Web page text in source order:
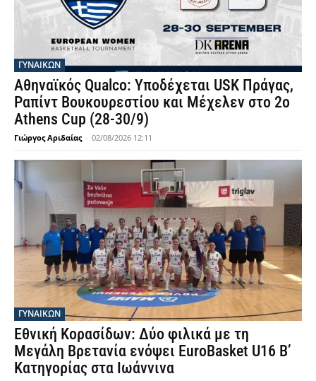
ΓΥΝΑΙΚΩΝ
Αθηναϊκός Qualco: Υποδέχεται USK Πράγας,
Ραπίντ Βουκουρεστίου και Μέχελεν στο 2ο
Athens Cup (28-30/9)
Γιώργος Αριδαίας - 02/08/2026 12:11
ΓΥΝΑΙΚΩΝ
Εθνική Κορασίδων: Δύο φιλικά με τη
Μεγάλη Βρετανία ενόψει EuroBasket U16 Β’
Κατηγορίας στα Ιωάννινα